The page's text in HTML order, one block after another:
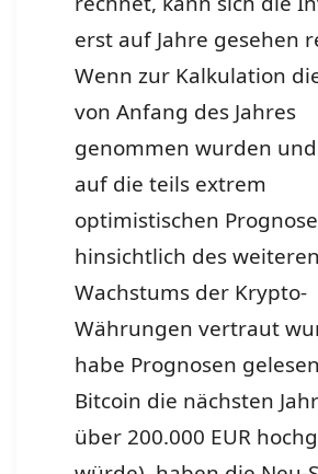
erst auf Jahre gesehen
Wenn zur Kalkulation
von Anfang des Jahres
genommen wurden
auf die teils extrem
optimistischen
hinsichtlich des weiteren
Wachstums der Krypto-
Währungen vertraut
habe Prognosen
Bitcoin die nächsten
über 200.000 EUR